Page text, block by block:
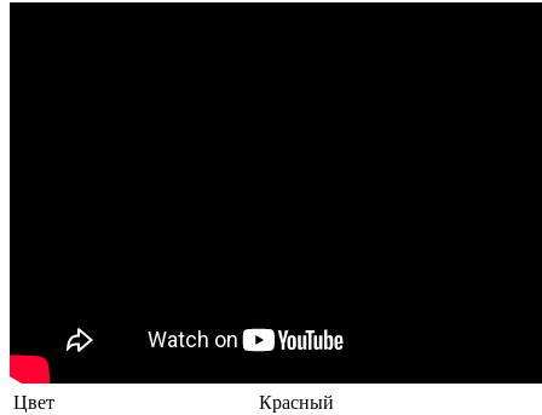
Цвет
Красный